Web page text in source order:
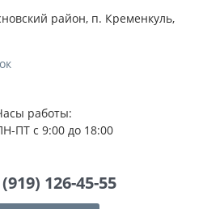
район, п. Кременкуль,
работы:
ПТ с 9:00 до 18:00
126-45-55